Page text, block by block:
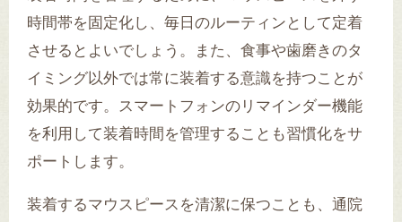
時間帯を固定化し、毎日のルーティンとして定着
させるとよいでしょう。また、食事や歯磨きのタ
イミング以外では常に装着する意識を持つことが
効果的です。スマートフォンのリマインダー機能
を利用して装着時間を管理することも習慣化をサ
ポートします。
装着するマウスピースを清潔に保つことも、通院